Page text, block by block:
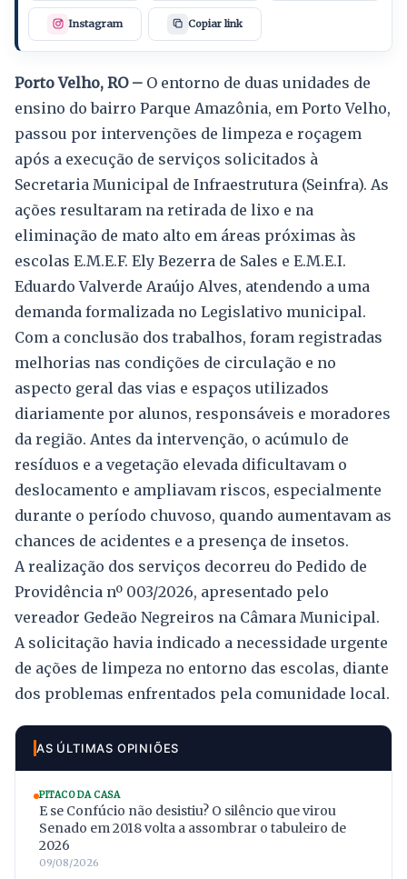
Instagram Copiar link
Porto Velho, RO – O entorno de duas unidades de
ensino do bairro Parque Amazônia, em Porto Velho,
passou por intervenções de limpeza e roçagem
após a execução de serviços solicitados à
Secretaria Municipal de Infraestrutura (Seinfra). As
ações resultaram na retirada de lixo e na
eliminação de mato alto em áreas próximas às
escolas E.M.E.F. Ely Bezerra de Sales e E.M.E.I.
Eduardo Valverde Araújo Alves, atendendo a uma
demanda formalizada no Legislativo municipal.
Com a conclusão dos trabalhos, foram registradas
melhorias nas condições de circulação e no
aspecto geral das vias e espaços utilizados
diariamente por alunos, responsáveis e moradores
da região. Antes da intervenção, o acúmulo de
resíduos e a vegetação elevada dificultavam o
deslocamento e ampliavam riscos, especialmente
durante o período chuvoso, quando aumentavam as
chances de acidentes e a presença de insetos.
A realização dos serviços decorreu do Pedido de
Providência nº 003/2026, apresentado pelo
vereador Gedeão Negreiros na Câmara Municipal.
A solicitação havia indicado a necessidade urgente
de ações de limpeza no entorno das escolas, diante
dos problemas enfrentados pela comunidade local.
AS ÚLTIMAS OPINIÕES
PITACO DA CASA
E se Confúcio não desistiu? O silêncio que virou
Senado em 2018 volta a assombrar o tabuleiro de
2026
09/08/2026